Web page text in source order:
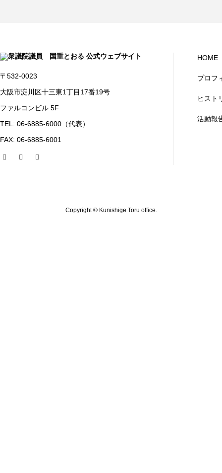
〒532-0023
大阪市淀川区十三東1丁目17番19号
ファルコンビル 5F
TEL: 06-6885-6000（代表）
FAX: 06-6885-6001
HOME
プロフ
ヒスト
活動報
Copyright © Kunishige Toru office.